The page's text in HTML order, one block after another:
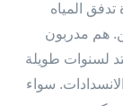
المياه
هم مدربون
لسنوات طويلة
سواء